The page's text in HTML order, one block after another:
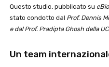
Questo studio, pubblicato su
stato condotto dal Prof. Dennis
e dal Prof. Pradipta Ghosh della
Un team